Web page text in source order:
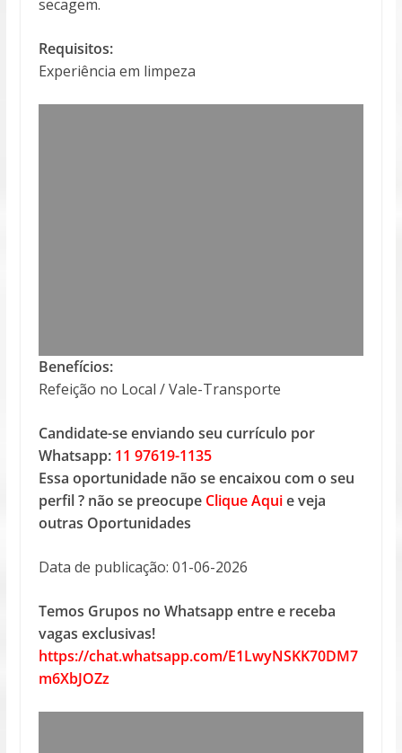
secagem.
Requisitos:
Experiência em limpeza
Benefícios:
Refeição no Local / Vale-Transporte
Candidate-se enviando seu currículo por
Whatsapp: 11 97619-1135
Essa oportunidade não se encaixou com o seu
perfil ? não se preocupe Clique Aquie veja
outras Oportunidades
Data de publicação: 01-06-2026
Temos Grupos no Whatsapp entre e receba
vagas exclusivas!
https://chat.whatsapp.com/E1LwyNSKK70DM7
m6XbJOZz